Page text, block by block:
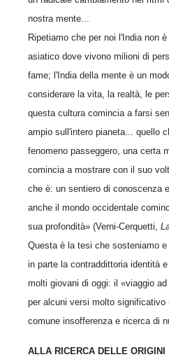
nostra mente...
Ripetiamo che per noi l'India non
asiatico dove vivono milioni di
fame; l'India della mente è un
considerare la vita, la realtà, le
questa cultura comincia a farsi
ampio sull'intero pianeta... quello
fenomeno passeggero, una certa
comincia a mostrare con il suo
che è: un sentiero di conoscenza
anche il mondo occidentale
sua profondità» (Verni-Cerquetti,
Questa è la tesi che sosteniamo
in parte la contraddittoria identità
molti giovani di oggi: il «viaggio
per alcuni versi molto significativo
comune insofferenza e ricerca di
ALLA RICERCA DELLE ORIGINI